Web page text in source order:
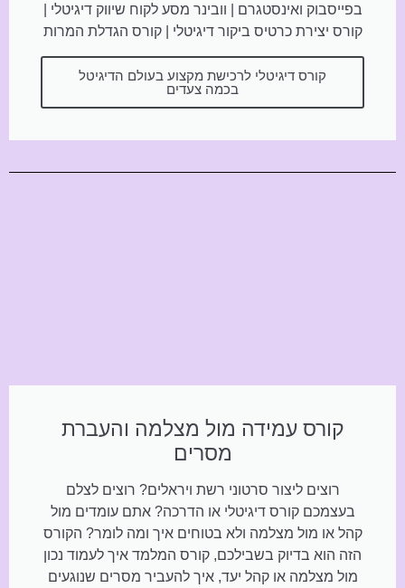
בפייסבוק ואינסטגרם | וובינר מסע לקוח שיווק דיגיטלי |
קורס יצירת כרטיס ביקור דיגיטלי | קורס הגדלת המרות
קורס דיגיטלי לרכישת מקצוע בעולם הדיגיטל
בכמה צעדים
קורס עמידה מול מצלמה והעברת
מסרים
רוצים ליצור סרטוני רשת ויראלים? רוצים לצלם
בעצמכם קורס דיגיטלי או הדרכה? אתם עומדים מול
קהל או מול מצלמה ולא בטוחים איך ומה לומר? הקורס
הזה הוא בדיוק בשבילכם, קורס המלמד איך לעמוד נכון
מול מצלמה או קהל יעד, איך להעביר מסרים שנוגעים